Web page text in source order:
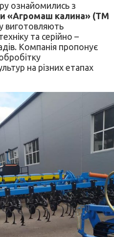
ознайомились з
«Агромаш калина» (ТМ
виготовляють
та серійно –
Компанія пропонує
на різних етапах